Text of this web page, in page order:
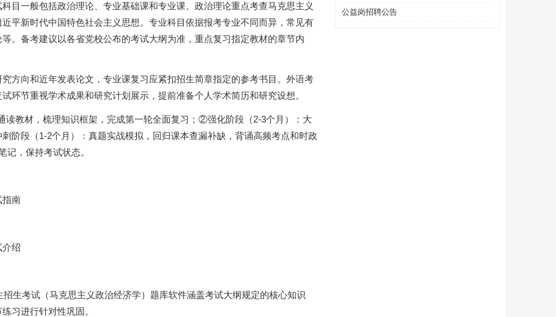
目一般包括政治理论、专业基础课和专业课。政治理论重点考查马克思主义
平新时代中国特色社会主义思想。专业科目依据报考专业不同而异，常见有
。备考建议以各省党校公布的考试大纲为准，重点复习指定教材的章节内
方向和近年发表论文，专业课复习应紧扣招生简章指定的参考书目。外语考
环节重视学术成果和研究计划展示，提前准备个人学术简历和研究设想。
教材，梳理知识框架，完成第一轮全面复习；②强化阶段（2-3个月）：大
阶段（1-2个月）：真题实战模拟，回归课本查漏补缺，背诵高频考点和时政
，保持考试状态。
南
绍
招生考试（马克思主义政治经济学）题库软件涵盖考试大纲规定的核心知识
习进行针对性巩固。
公益岗招聘公告